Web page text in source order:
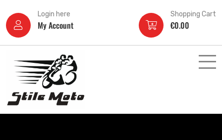
Login here
My Account
Shopping Cart
€0.00